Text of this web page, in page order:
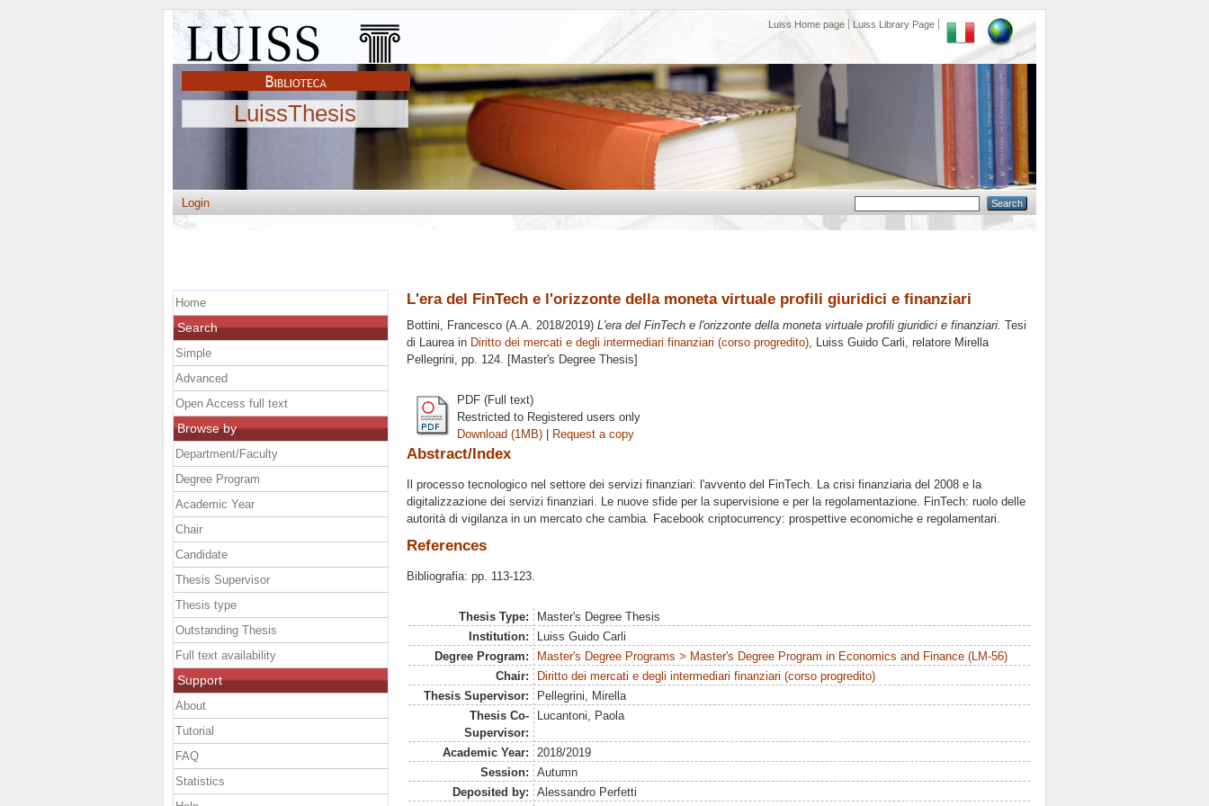
Luiss Home page Luiss Library Page
LuissThesis
Login
L'era del FinTech e l'orizzonte della moneta virtuale profili giuridici e finanziari
Bottini, Francesco (A.A. 2018/2019) L'era del FinTech e l'orizzonte della moneta virtuale profili giuridici e finanziari. Tesi
di Laurea in Diritto dei mercati e degli intermediari finanziari (corso progredito), Luiss Guido Carli, relatore Mirella
Pellegrini, pp. 124. [Master's Degree Thesis]
PDF (Full text)
Restricted to Registered users only
Download (1MB) | Request a copy
Abstract/Index
Il processo tecnologico nel settore dei servizi finanziari: l'avvento del FinTech. La crisi finanziaria del 2008 e la
digitalizzazione dei servizi finanziari. Le nuove sfide per la supervisione e per la regolamentazione. FinTech: ruolo delle
autorità di vigilanza in un mercato che cambia. Facebook criptocurrency: prospettive economiche e regolamentari.
References
Bibliografia: pp. 113-123.
Thesis Type:
Master's Degree Thesis
Institution:
Luiss Guido Carli
Degree Program:
Master's Degree Programs > Master's Degree Program in Economics and Finance (LM-56)
Chair:
Diritto dei mercati e degli intermediari finanziari (corso progredito)
Thesis Supervisor:
Pellegrini, Mirella
Thesis Co-
Supervisor:
Lucantoni, Paola
Academic Year:
2018/2019
Session:
Autumn
Deposited by:
Alessandro Perfetti
Home
Search
Simple
Advanced
Open Access full text
Browse by
Department/Faculty
Degree Program
Academic Year
Chair
Candidate
Thesis Supervisor
Thesis type
Outstanding Thesis
Full text availability
Support
About
Tutorial
FAQ
Statistics